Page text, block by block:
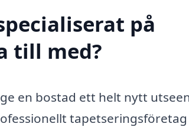
på
till med?
en bostad ett helt nytt
tapetseringsföretag